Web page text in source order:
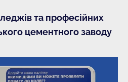
та професійних
цементного заводу